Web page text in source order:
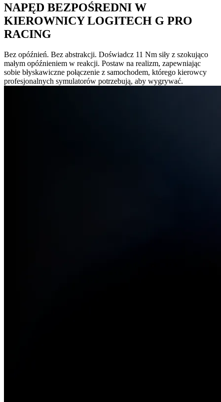
NAPĘD BEZPOŚREDNI W
KIEROWNICY LOGITECH G PRO
RACING
Bez opóźnień. Bez abstrakcji. Doświadcz 11 Nm siły z szokująco
małym opóźnieniem w reakcji. Postaw na realizm, zapewniając
sobie błyskawiczne połączenie z samochodem, którego kierowcy
profesjonalnych symulatorów potrzebują, aby wygrywać.